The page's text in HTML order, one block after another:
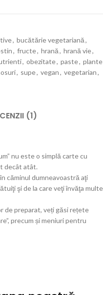
, bucătărie vegetariană,
, fructe, hrană, hrană vie,
, obezitate, paste, plante
, supe, vegan, vegetarian,
(1)
nu este o simplă carte cu
decât atât.
căminul dumneavoastră aţi
şi de la care veţi învăţa multe
de preparat, veți găsi rețete
precum și meniuri pentru